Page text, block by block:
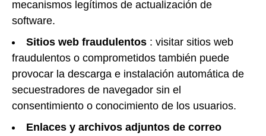
mecanismos legítimos de actualización de
software.
Sitios web fraudulentos : visitar sitios web
fraudulentos o comprometidos también puede
provocar la descarga e instalación automática de
secuestradores de navegador sin el
consentimiento o conocimiento de los usuarios.
Enlaces y archivos adjuntos de correo